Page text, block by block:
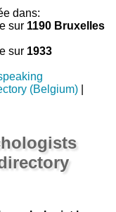
dans:
sur 1190 Bruxelles
sur 1933
(Belgium)